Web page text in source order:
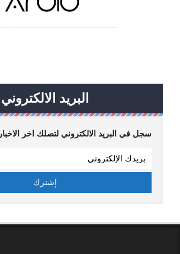
البريد الالكتروني
سجل في البريد الالكتروني لتصلك اخر الاخبار